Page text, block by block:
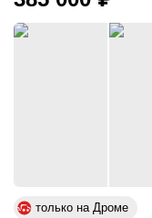
только на Дроме